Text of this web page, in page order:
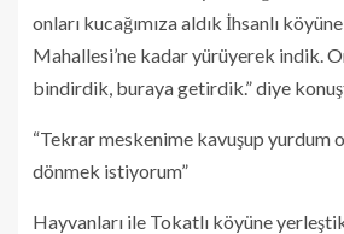
onları kucağımıza aldık İhsanlı
Mahallesi’ne kadar yürüyerek indik.
bindirdik, buraya getirdik.” diye
“Tekrar meskenime kavuşup yurdum
dönmek istiyorum”
Hayvanları ile Tokatlı köyüne